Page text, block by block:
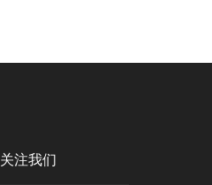
关注我们